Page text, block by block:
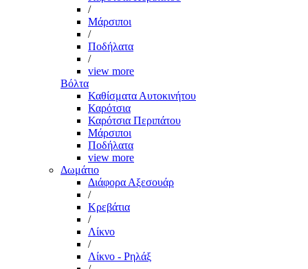
/
Μάρσιποι
/
Ποδήλατα
/
view more
Βόλτα
Καθίσματα Αυτοκινήτου
Καρότσια
Καρότσια Περιπάτου
Μάρσιποι
Ποδήλατα
view more
Δωμάτιο
Διάφορα Αξεσουάρ
/
Κρεβάτια
/
Λίκνο
/
Λίκνο - Ρηλάξ